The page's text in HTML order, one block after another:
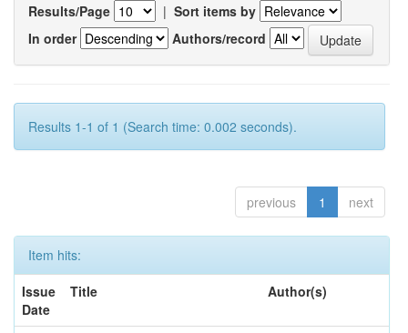
Results/Page | Sort items by
In order
Authors/record
Results 1-1 of 1 (Search time: 0.002 seconds).
previous 1 next
Item hits:
Issue
Date
Title Author(s)